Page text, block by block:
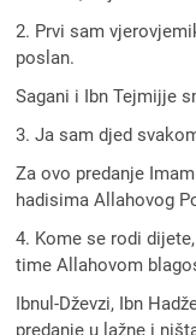
2. Prvi sam
poslan.
Sagani i Ibn Tejmijje
3. Ja sam djed
Za ovo predanje
hadisima Allahovog
4. Kome se rodi
time Allahovom
Ibnul-Dževzi, Ibn
predanje u lažne i